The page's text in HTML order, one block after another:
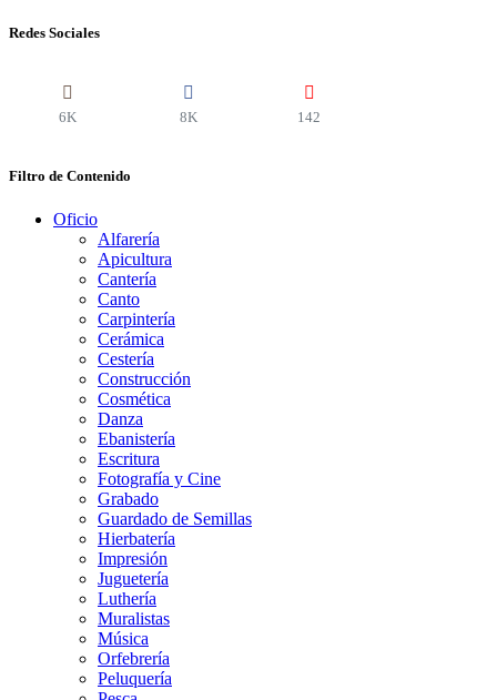
Redes Sociales
6K 8K 142
Filtro de Contenido
Oficio
Alfarería
Apicultura
Cantería
Canto
Carpintería
Cerámica
Cestería
Construcción
Cosmética
Danza
Ebanistería
Escritura
Fotografía y Cine
Grabado
Guardado de Semillas
Hierbatería
Impresión
Juguetería
Luthería
Muralistas
Música
Orfebrería
Peluquería